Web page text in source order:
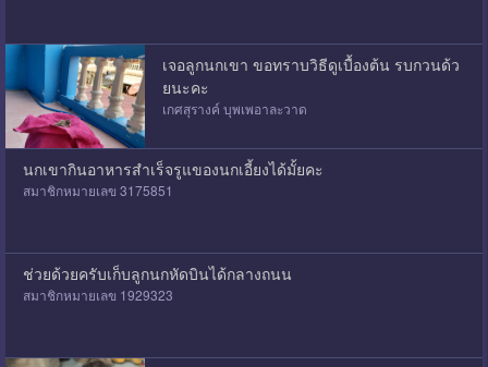
เจอลูกนกเขา ขอทราบวิธีดูเบื้องต้น รบกวนด้ว
ยนะคะ
เกศสุรางค์ บุพเพอาละวาด
นกเขากินอาหารสำเร็จรูแของนกเอี้ยงได้มั้ยคะ
สมาชิกหมายเลข 3175851
ช่วยด้วยครับเก็บลูกนกหัดบินได้กลางถนน
สมาชิกหมายเลข 1929323